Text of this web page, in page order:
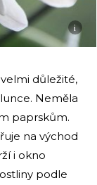
i
důležité,
Neměla
paprskům.
na východ
i okno
podle